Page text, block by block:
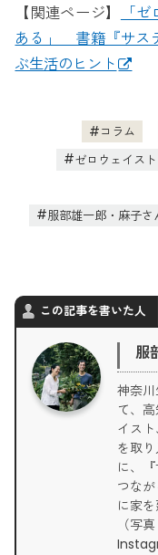
【関連ページ】
「
ある」 書籍『サス
ぶ生活のヒント
コラム
ゼロウェイスト
服部雄一郎・麻子
この記事を書いた人
服
神奈
て、
イス
を取
に、
つな
に家
（写